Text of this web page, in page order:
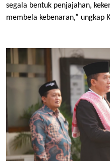
segala bentuk penjajahan,
membela kebenaran,” ungkap